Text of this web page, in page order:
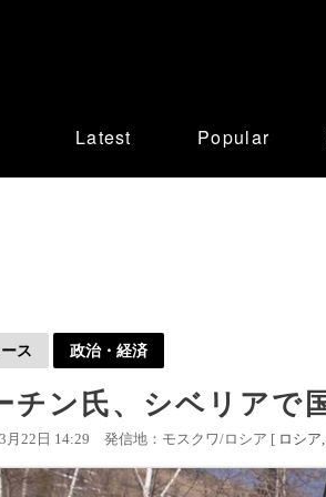
Latest Popular
ス 政治・経済
チン氏、シベリアで
月22日 14:29 発信地：モスクワ/ロシア [ ロシア